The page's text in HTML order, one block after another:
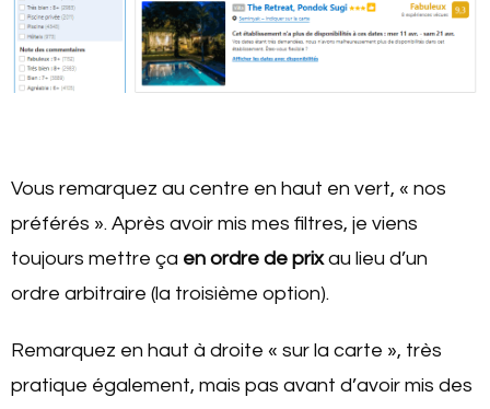
Vous remarquez au centre en haut en vert, « nos
préférés ». Après avoir mis mes filtres, je viens
toujours mettre ça en ordre de prixau lieu d’un
ordre arbitraire (la troisième option).
Remarquez en haut à droite « sur la carte », très
pratique également, mais pas avant d’avoir mis des